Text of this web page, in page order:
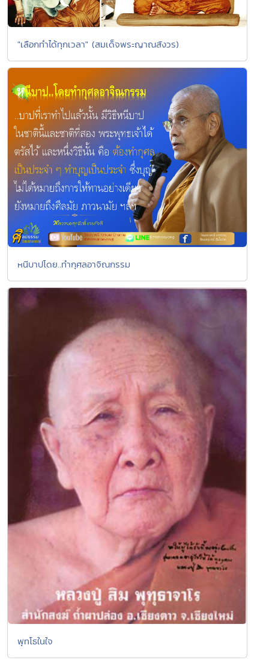
"เลือกทำได้ทุกเวลา" (สมเด็จพระญาณสังวร)
หนีบาปโดย..ทำกุศลอาจิณกรรม
พุทโธในใจ